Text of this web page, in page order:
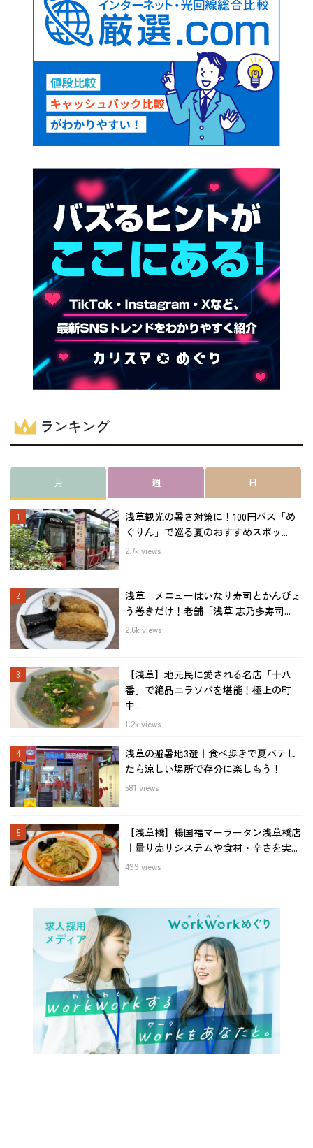
ランキング
月 週 日
浅草観光の暑さ対策に！100円バス「め
ぐりん」で巡る夏のおすすめスポッ...
2.7k views
浅草｜メニューはいなり寿司とかんぴょ
う巻きだけ！老舗「浅草 志乃多寿司...
2.6k views
【浅草】地元民に愛される名店「十八
番」で絶品ニラソバを堪能！極上の町
中...
1.2k views
浅草の避暑地3選｜食べ歩きで夏バテし
たら涼しい場所で存分に楽しもう！
581 views
【浅草橋】楊国福マーラータン浅草橋店
｜量り売りシステムや食材・辛さを実...
499 views